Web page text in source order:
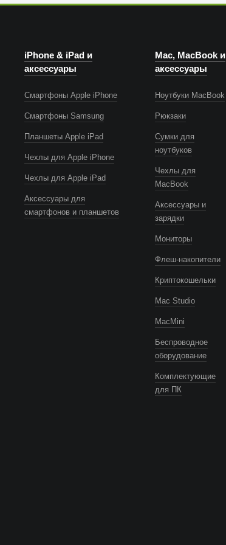
iPhone & iPad и
аксессуары
Смартфоны Apple iPhone
Смартфоны Samsung
Планшеты Apple iPad
Чехлы для Apple iPhone
Чехлы для Apple iPad
Аксессуары для
смартфонов и планшетов
Mac, MacBook и
аксессуары
Ноутбуки MacBook
Рюкзаки
Сумки для
ноутбуков
Чехлы для
MacBook
Аксессуары и
зарядки
Мониторы
Флеш-накопители
Криптокошельки
Mac Studio
MacMini
Беспроводное
оборудование
Комплектующие
для ПК